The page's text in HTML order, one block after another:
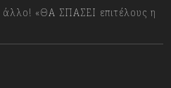
«ΘΑ ΣΠΑΣΕΙ επιτέλους η